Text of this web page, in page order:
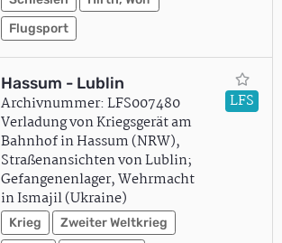
Flugsport
Hassum - Lublin
Archivnummer: LFS007480
Verladung von Kriegsgerät am
Bahnhof in Hassum (NRW),
Straßenansichten von Lublin;
Gefangenenlager, Wehrmacht
in Ismajil (Ukraine)
Krieg
Zweiter Weltkrieg
LFS